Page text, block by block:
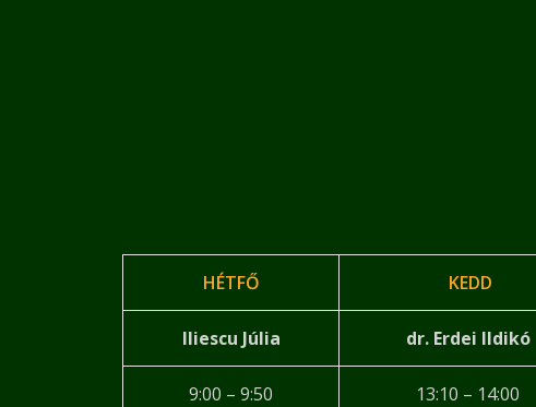
HÉTFŐ KEDD
Iliescu Júlia dr. Erdei Ildikó
9:00 – 9:50 13:10 – 14:00